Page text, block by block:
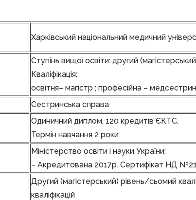
Харківський національний медичний
Ступінь вищої освіти: другий
Кваліфікація:
освітня– магістр ; професійна –
Сестринська справа
Одиничний диплом, 120 кредитів ЄКТС.
Термін навчання 2 роки
Міністерство освіти і науки України;
– Акредитована 2017р. Сертифікат НД
Другий (магістерський) рівень/сьомий
кваліфікацій